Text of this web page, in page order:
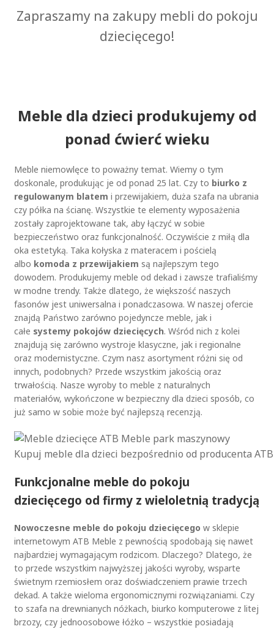
t
u
o
n
r
a
ć
n
s
t
r
o
n
i
e
p
r
o
d
u
k
t
u
z
e
e
a
n
t
.
O
p
c
j
e
m
o
ż
n
a
w
y
b
r
a
ć
n
a
s
t
r
n
i
p
r
o
d
u
k
t
u
Zapraszamy na zakupy mebli do pokoju
dziecięcego!
Meble dla dzieci produkujemy od
ponad ćwierć wieku
Meble niemowlęce to poważny temat. Wiemy o tym
doskonale, produkując je od ponad 25 lat. Czy to biurko z
regulowanym blatem i przewijakiem, duża szafa na ubrania
czy półka na ścianę. Wszystkie te elementy wyposażenia
zostały zaprojektowane tak, aby łączyć w sobie
bezpieczeństwo oraz funkcjonalność. Oczywiście z miłą dla
oka estetyką. Taka kołyska z materacem i pościelą
albo komoda z przewijakiem są najlepszym tego
dowodem. Produkujemy meble od dekad i zawsze trafialiśmy
w modne trendy. Także dlatego, że większość naszych
fasonów jest uniwersalna i ponadczasowa. W naszej ofercie
znajdą Państwo zarówno pojedyncze meble, jak i
całe systemy pokojów dziecięcych. Wśród nich z kolei
znajdują się zarówno wystroje klasyczne, jak i regionalne
oraz modernistyczne. Czym nasz asortyment różni się od
innych, podobnych? Przede wszystkim jakością oraz
trwałością. Nasze wyroby to meble z naturalnych
materiałów, wykończone w bezpieczny dla dzieci sposób, co
już samo w sobie może być najlepszą recenzją.
Kupuj meble dla dzieci bezpośrednio od producenta
Funkcjonalne meble do pokoju
dziecięcego od firmy z wieloletnią tradycją
Nowoczesne meble do pokoju dziecięcego w sklepie
internetowym ATB Meble z pewnością spodobają się nawet
najbardziej wymagającym rodzicom. Dlaczego? Dlatego, że
to przede wszystkim najwyższej jakości wyroby, wsparte
świetnym rzemiosłem oraz doświadczeniem prawie trzech
dekad. A także wieloma ergonomicznymi rozwiązaniami. Czy
to szafa na drewnianych nóżkach, biurko komputerowe z litej
brzozy, czy jednoosobowe łóżko – wszystkie posiadają